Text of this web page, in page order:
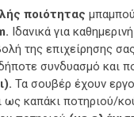
ποιότητας
Ιδανικά για
της επιχείρησης
συνδυασμό και
Τα σουβέρ έχουν
ως καπάκι ποτηριού/